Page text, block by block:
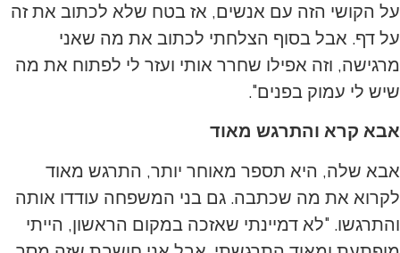
על הקושי הזה עם אנשים, אז בטח שלא לכתוב את זה
על דף. אבל בסוף הצלחתי לכתוב את מה שאני
מרגישה, וזה אפילו שחרר אותי ועזר לי לפתוח את מה
שיש לי עמוק בפנים".
אבא קרא והתרגש מאוד
אבא שלה, היא תספר מאוחר יותר, התרגש מאוד
לקרוא את מה שכתבה. גם בני המשפחה עודדו אותה
והתרגשו. "לא דמיינתי שאזכה במקום הראשון, הייתי